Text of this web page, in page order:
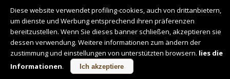
Deutsch
PRODUKTE
Diese website verwendet profiling-cookies, auch von drittanbietern,
um dienste und Werbung entsprechend ihren präferenzen
bereitzustellen. Wenn Sie dieses banner schließen, akzeptieren sie
dessen verwendung. Weitere informationen zum ändern der
zustimmung und einstellungen von unterstützten browsern. lies die
Informationen. Ich akzeptiere